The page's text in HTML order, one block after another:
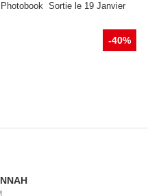
Sortie le 19 Janvier
-40%